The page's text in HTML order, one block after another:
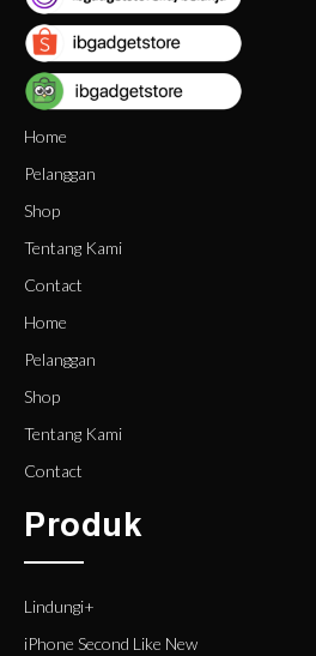
Home
Pelanggan
Shop
Tentang Kami
Contact
Home
Pelanggan
Shop
Tentang Kami
Contact
Produk
Lindungi+
iPhone Second Like New